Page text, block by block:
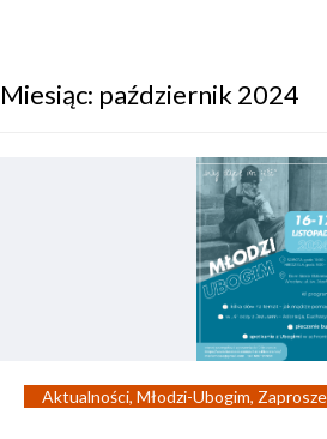
Miesiąc: październik 2024
Aktualności, Młodzi-Ubogim,